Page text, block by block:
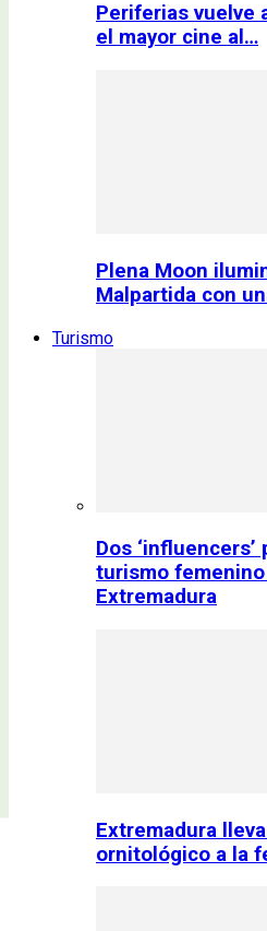
Periferias vuelve
el mayor cine al…
Plena Moon
Malpartida con
Turismo
Dos ‘influencers’
turismo
Extremadura
Extremadura
ornitológico a la